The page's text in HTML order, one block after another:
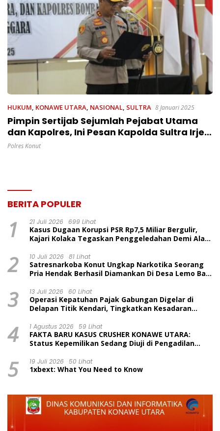
HUKUM, KONAWE UTARA, NASIONAL, SULTRA 8 Januari 2025
Pimpin Sertijab Sejumlah Pejabat Utama
dan Kapolres, Ini Pesan Kapolda Sultra Irjen
Pol Dwi Irianto, S.I.K., M.Si
Polres Konut
BERITA POPULER
1 21 Juli 2026 699 Lihat
Kasus Dugaan Korupsi PSR Rp7,5 Miliar Bergulir,
Kajari Kolaka Tegaskan Penggeledahan Demi Alat
2 10 Juli 2026 81 Lihat
Satresnarkoba Konut Ungkap Narkotika Seorang
Pria Hendak Berhasil Diamankan Di Desa Lemo Bajo
3 13 Juli 2026 60 Lihat
Operasi Kepatuhan Pajak Gabungan Digelar di
Delapan Titik Kendari, Tingkatkan Kesadaran
4 1 Agustus 2026 59 Lihat
FAKTA BARU KASUS CRUSHER KONAWE UTARA:
Status Kepemilikan Sedang Diuji di Pengadilan
Dinilai Prematur
5 19 Juli 2026 50 Lihat
1xbext: What You Need to Know